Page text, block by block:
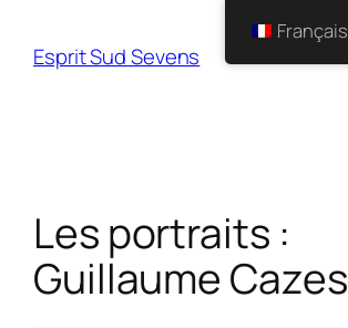
Esprit Sud Sevens
Les portraits :
Guillaume Cazes
Français